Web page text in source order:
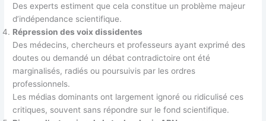
Des experts estiment que cela constitue un problème majeur
d’indépendance scientifique.
Répression des voix dissidentes
Des médecins, chercheurs et professeurs ayant exprimé des
doutes ou demandé un débat contradictoire ont été
marginalisés, radiés ou poursuivis par les ordres
professionnels.
Les médias dominants ont largement ignoré ou ridiculisé ces
critiques, souvent sans répondre sur le fond scientifique.